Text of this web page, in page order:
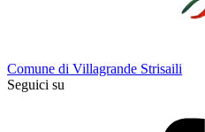
Comune di Villagrande Strisaili
Seguici su